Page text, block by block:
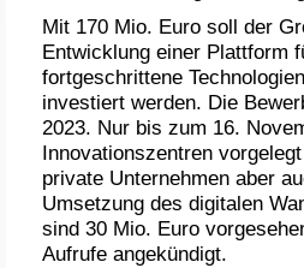
Mit 170 Mio. Euro soll der
Entwicklung einer Plattform
fortgeschrittene
investiert werden. Die
2023. Nur bis zum 16.
Innovationszentren
private Unternehmen aber
Umsetzung des digitalen
sind 30 Mio. Euro
Aufrufe angekündigt.